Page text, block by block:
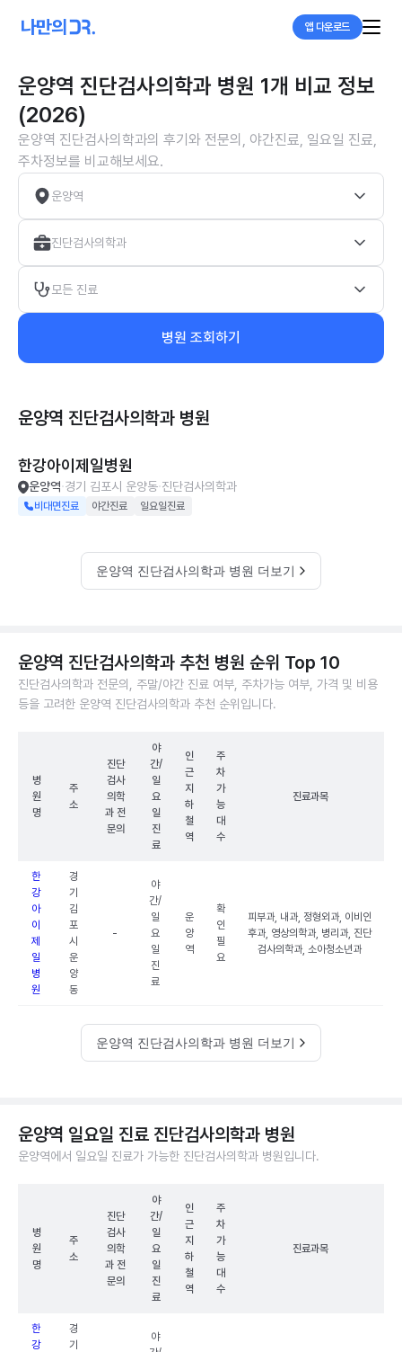
앱 다운로드
운양역 진단검사의학과 병원 1개 비교 정보
(2026)
운양역 진단검사의학과의 후기와 전문의, 야간진료, 일요일 진료,
주차정보를 비교해보세요.
운양역
진단검사의학과
모든 진료
병원 조회하기
운양역 진단검사의학과 병원
한강아이제일병원
운양역 경기 김포시 운양동 진단검사의학과
비대면진료 야간진료 일요일진료
운양역 진단검사의학과 병원 더보기
운양역 진단검사의학과 추천 병원 순위 Top 10
진단검사의학과 전문의, 주말/야간 진료 여부, 주차가능 여부, 가격 및 비용
등을 고려한 운양역 진단검사의학과 추천 순위입니다.
병
원
명
주
소
진단
검사
의학
과 전
문의
야
간/
일
요
일
진
료
인
근
지
하
철
역
주
차
가
능
대
수
진료과목
한
강
아
이
제
일
병
원
경
기
김
포
시
운
양
동
-
야
간/
일
요
일
진
료
운
양
역
확
인
필
요
피부과, 내과, 정형외과, 이비인
후과, 영상의학과, 병리과, 진단
검사의학과, 소아청소년과
운양역 진단검사의학과 병원 더보기
운양역 일요일 진료 진단검사의학과 병원
운양역에서 일요일 진료가 가능한 진단검사의학과 병원입니다.
병
원
명
주
소
진단
검사
의학
과 전
문의
야
간/
일
요
일
진
료
인
근
지
하
철
역
주
차
가
능
대
수
진료과목
한
강
경
기
야